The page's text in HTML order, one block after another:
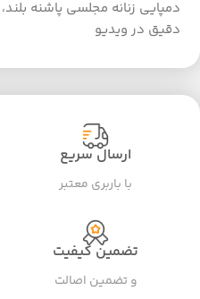
دقیق در ویدیو
ارسال سریع
با باربری معتبر
تضمین کیفیت
و تضمین اصالت